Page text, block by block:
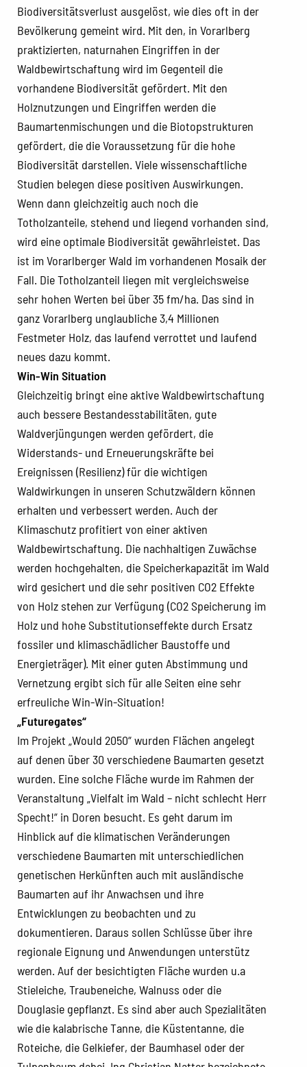
Biodiversitätsverlust ausgelöst, wie dies oft in der
Bevölkerung gemeint wird. Mit den, in Vorarlberg
praktizierten, naturnahen Eingriffen in der
Waldbewirtschaftung wird im Gegenteil die
vorhandene Biodiversität gefördert. Mit den
Holznutzungen und Eingriffen werden die
Baumartenmischungen und die Biotopstrukturen
gefördert, die die Voraussetzung für die hohe
Biodiversität darstellen. Viele wissenschaftliche
Studien belegen diese positiven Auswirkungen.
Wenn dann gleichzeitig auch noch die
Totholzanteile, stehend und liegend vorhanden sind,
wird eine optimale Biodiversität gewährleistet. Das
ist im Vorarlberger Wald im vorhandenen Mosaik der
Fall. Die Totholzanteil liegen mit vergleichsweise
sehr hohen Werten bei über 35 fm/ha. Das sind in
ganz Vorarlberg unglaubliche 3,4 Millionen
Festmeter Holz, das laufend verrottet und laufend
neues dazu kommt.
Win-Win Situation
Gleichzeitig bringt eine aktive Waldbewirtschaftung
auch bessere Bestandesstabilitäten, gute
Waldverjüngungen werden gefördert, die
Widerstands- und Erneuerungskräfte bei
Ereignissen (Resilienz) für die wichtigen
Waldwirkungen in unseren Schutzwäldern können
erhalten und verbessert werden. Auch der
Klimaschutz profitiert von einer aktiven
Waldbewirtschaftung. Die nachhaltigen Zuwächse
werden hochgehalten, die Speicherkapazität im Wald
wird gesichert und die sehr positiven CO2 Effekte
von Holz stehen zur Verfügung (CO2 Speicherung im
Holz und hohe Substitutionseffekte durch Ersatz
fossiler und klimaschädlicher Baustoffe und
Energieträger). Mit einer guten Abstimmung und
Vernetzung ergibt sich für alle Seiten eine sehr
erfreuliche Win-Win-Situation!
„Futuregates“
Im Projekt „Would 2050“ wurden Flächen angelegt
auf denen über 30 verschiedene Baumarten gesetzt
wurden. Eine solche Fläche wurde im Rahmen der
Veranstaltung „Vielfalt im Wald – nicht schlecht Herr
Specht!“ in Doren besucht. Es geht darum im
Hinblick auf die klimatischen Veränderungen
verschiedene Baumarten mit unterschiedlichen
genetischen Herkünften auch mit ausländische
Baumarten auf ihr Anwachsen und ihre
Entwicklungen zu beobachten und zu
dokumentieren. Daraus sollen Schlüsse über ihre
regionale Eignung und Anwendungen unterstütz
werden. Auf der besichtigten Fläche wurden u.a
Stieleiche, Traubeneiche, Walnuss oder die
Douglasie gepflanzt. Es sind aber auch Spezialitäten
wie die kalabrische Tanne, die Küstentanne, die
Roteiche, die Gelkiefer, der Baumhasel oder der